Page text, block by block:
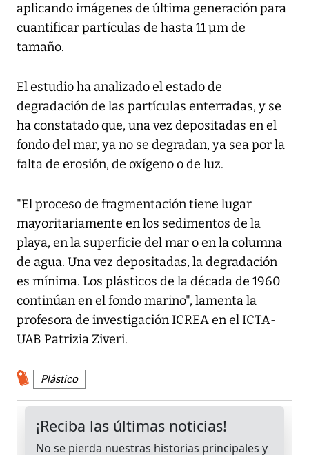
aplicando imágenes de última generación para
cuantificar partículas de hasta 11 µm de
tamaño.
El estudio ha analizado el estado de
degradación de las partículas enterradas, y se
ha constatado que, una vez depositadas en el
fondo del mar, ya no se degradan, ya sea por la
falta de erosión, de oxígeno o de luz.
"El proceso de fragmentación tiene lugar
mayoritariamente en los sedimentos de la
playa, en la superficie del mar o en la columna
de agua. Una vez depositadas, la degradación
es mínima. Los plásticos de la década de 1960
continúan en el fondo marino", lamenta la
profesora de investigación ICREA en el ICTA-
UAB Patrizia Ziveri.
Plástico